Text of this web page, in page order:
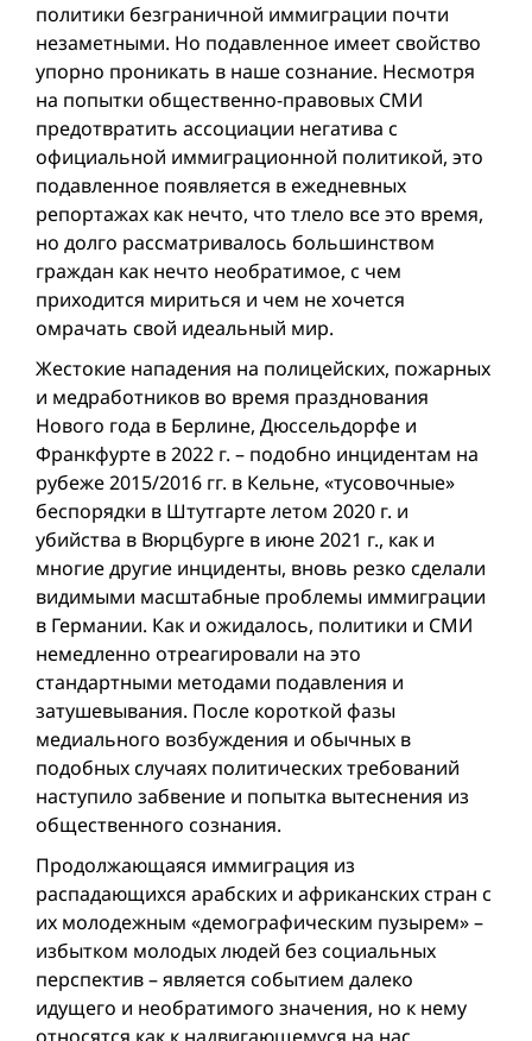
политики безграничной иммиграции почти
незаметными. Но подавленное имеет свойство
упорно проникать в наше сознание. Несмотря
на попытки общественно-правовых СМИ
предотвратить ассоциации негатива с
официальной иммиграционной политикой, это
подавленное появляется в ежедневных
репортажах как нечто, что тлело все это время,
но долго рассматривалось большинством
граждан как нечто необратимое, с чем
приходится мириться и чем не хочется
омрачать свой идеальный мир.
Жестокие нападения на полицейских, пожарных
и медработников во время празднования
Нового года в Берлине, Дюссельдорфе и
Франкфурте в 2022 г. – подобно инцидентам на
рубеже 2015/2016 гг. в Кельне, «тусовочные»
беспорядки в Штутгарте летом 2020 г. и
убийства в Вюрцбурге в июне 2021 г., как и
многие другие инциденты, вновь резко сделали
видимыми масштабные проблемы иммиграции
в Германии. Как и ожидалось, политики и СМИ
немедленно отреагировали на это
стандартными методами подавления и
затушевывания. После короткой фазы
медиального возбуждения и обычных в
подобных случаях политических требований
наступило забвение и попытка вытеснения из
общественного сознания.
Продолжающаяся иммиграция из
распадающихся арабских и африканских стран с
их молодежным «демографическим пузырем» –
избытком молодых людей без социальных
перспектив – является событием далеко
идущего и необратимого значения, но к нему